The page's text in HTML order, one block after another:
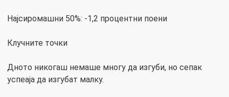
Најсиромашни 50%: -1,2 процентни поени
Клучните точки
Дното никогаш немаше многу да изгуби, но сепак
успеаја да изгубат малку.